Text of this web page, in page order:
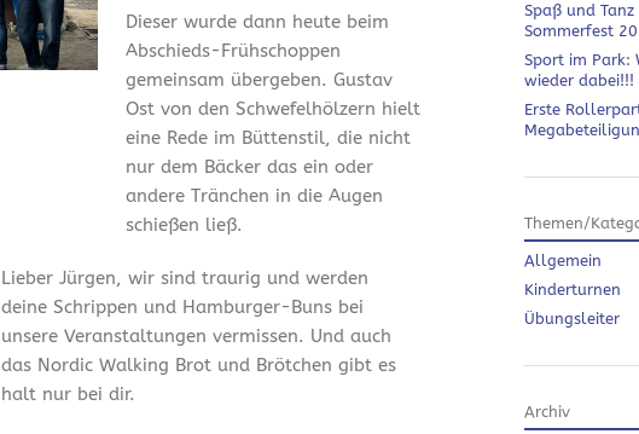
Dieser wurde dann heute beim
Abschieds-Frühschoppen
gemeinsam übergeben. Gustav
Ost von den Schwefelhölzern hielt
eine Rede im Büttenstil, die nicht
nur dem Bäcker das ein oder
andere Tränchen in die Augen
schießen ließ.
Lieber Jürgen, wir sind traurig und werden
deine Schrippen und Hamburger-Buns bei
unsere Veranstaltungen vermissen. Und auch
das Nordic Walking Brot und Brötchen gibt es
halt nur bei dir.
Spaß und Tanz
Sommerfest
Sport im Park:
wieder dabei!!!
Erste
Themen/
Allgemein
Kinderturnen
Übungsleiter
Archiv